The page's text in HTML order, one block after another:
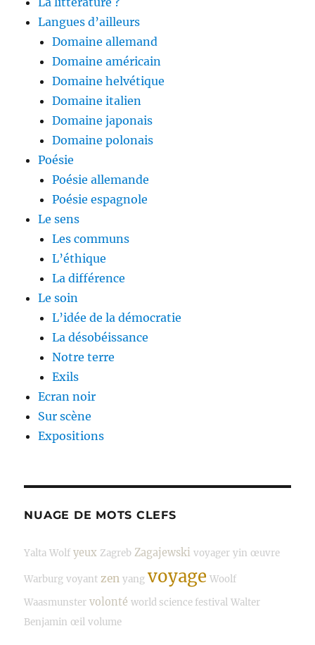
Langues d’ailleurs
Domaine allemand
Domaine américain
Domaine helvétique
Domaine italien
Domaine japonais
Domaine polonais
Poésie
Poésie allemande
Poésie espagnole
Le sens
Les communs
L’éthique
La différence
Le soin
L’idée de la démocratie
La désobéissance
Notre terre
Exils
Ecran noir
Sur scène
Expositions
NUAGE DE MOTS CLEFS
Yalta Wolf yeux Zagreb Zagajewski voyager yin œuvre
Warburg voyant zen yang voyage Woolf
Waasmunster volonté world science festival Walter
Benjamin œil volume